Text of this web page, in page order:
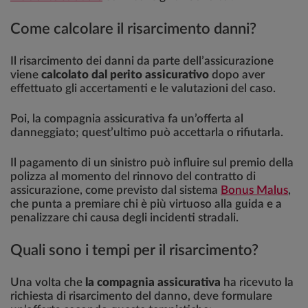
Come calcolare il risarcimento danni?
Il risarcimento dei danni da parte dell’assicurazione
viene calcolato dal perito assicurativo dopo aver
effettuato gli accertamenti e le valutazioni del caso.
Poi, la compagnia assicurativa fa un’offerta al
danneggiato; quest’ultimo può accettarla o rifiutarla.
Il pagamento di un sinistro può influire sul premio della
polizza al momento del rinnovo del contratto di
assicurazione, come previsto dal sistema Bonus Malus,
che punta a premiare chi è più virtuoso alla guida e a
penalizzare chi causa degli incidenti stradali.
Quali sono i tempi per il risarcimento?
Una volta che la compagnia assicurativa ha ricevuto la
richiesta di risarcimento del danno, deve formulare